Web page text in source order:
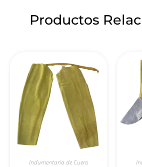
Productos
Indumentaria de Cuero